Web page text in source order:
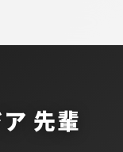
先輩